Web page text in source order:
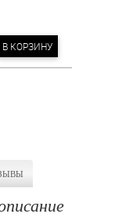
В КОРЗИНУ